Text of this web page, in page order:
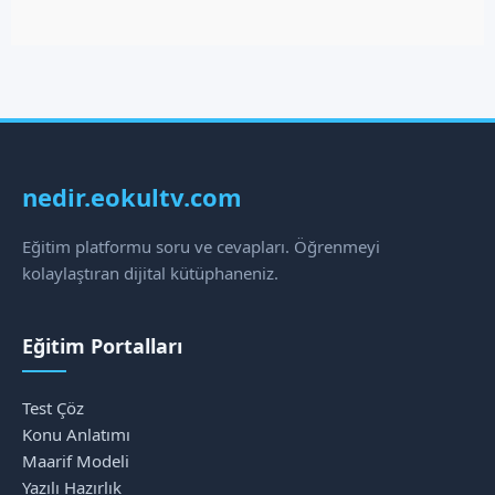
nedir.eokultv.com
Eğitim platformu soru ve cevapları. Öğrenmeyi
kolaylaştıran dijital kütüphaneniz.
Eğitim Portalları
Test Çöz
Konu Anlatımı
Maarif Modeli
Yazılı Hazırlık